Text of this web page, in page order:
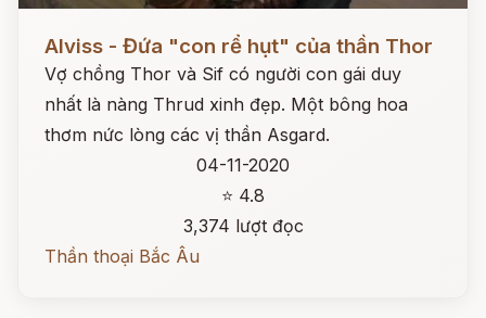
Alviss - Đứa "con rể hụt" của thần Thor
Vợ chồng Thor và Sif có người con gái duy
nhất là nàng Thrud xinh đẹp. Một bông hoa
thơm nức lòng các vị thần Asgard.
04-11-2020
⭐ 4.8
3,374 lượt đọc
Thần thoại Bắc Âu